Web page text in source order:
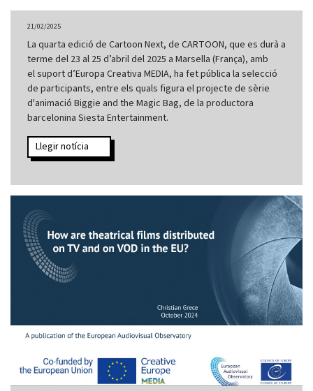
21/02/2025
La quarta edició de Cartoon Next, de CARTOON, que es durà a
terme del 23 al 25 d’abril del 2025 a Marsella (França), amb
el suport d’Europa Creativa MEDIA, ha fet pública la selecció
de participants, entre els quals figura el projecte de sèrie
d'animació Big­gie and the Mag­ic Bag, de la productora
barcelonina Siesta Entertainment.
Llegir notícia